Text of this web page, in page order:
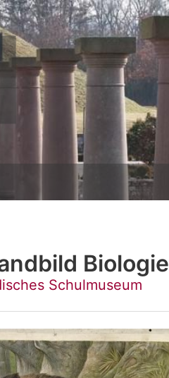
Biologie
Schulmuseum